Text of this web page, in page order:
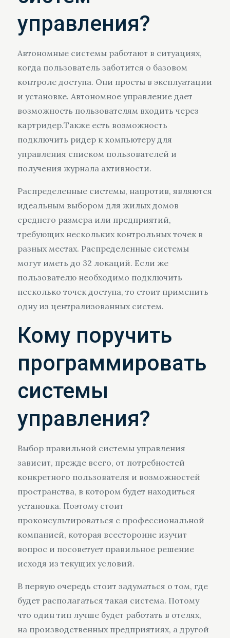
управления?
Автономные системы работают в ситуациях,
когда пользователь заботится о базовом
контроле доступа. Они просты в эксплуатации
и установке. Автономное управление дает
возможность пользователям входить через
картридер.Также есть возможность
подключить ридер к компьютеру для
управления списком пользователей и
получения журнала активности.
Распределенные системы, напротив, являются
идеальным выбором для жилых домов
среднего размера или предприятий,
требующих нескольких контрольных точек в
разных местах. Распределенные системы
могут иметь до 32 локаций. Если же
пользователю необходимо подключить
несколько точек доступа, то стоит применить
одну из централизованных систем.
Кому поручить
программировать
системы
управления?
Выбор правильной системы управления
зависит, прежде всего, от потребностей
конкретного пользователя и возможностей
пространства, в котором будет находиться
установка. Поэтому стоит
проконсультироваться с профессиональной
компанией, которая всесторонне изучит
вопрос и посоветует правильное решение
исходя из текущих условий.
В первую очередь стоит задуматься о том, где
будет располагаться такая система. Потому
что один тип лучше будет работать в отелях,
на производственных предприятиях, а другой